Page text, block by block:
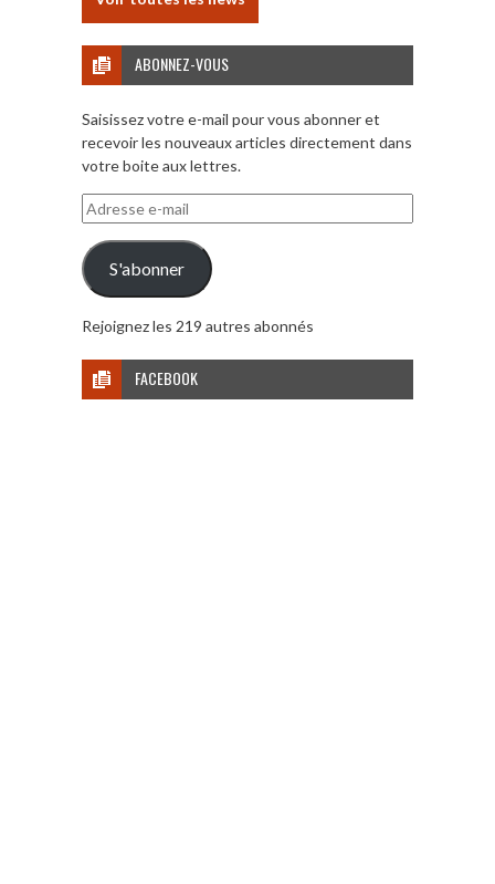
ABONNEZ-VOUS
Saisissez votre e-mail pour vous abonner et
recevoir les nouveaux articles directement dans
votre boite aux lettres.
Adresse
e-
mail
S'abonner
Rejoignez les 219 autres abonnés
FACEBOOK